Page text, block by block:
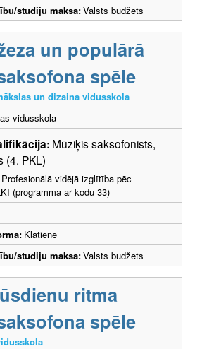
studiju maksa:Valsts budžets
un populārā
spēle
un dizaina vidusskola
vidusskola
Mūziķis saksofonists,
(4. PKL)
Profesionālā vidējā izglītība pēc
(programma ar kodu 33)
Klātiene
studiju maksa:Valsts budžets
ritma
spēle